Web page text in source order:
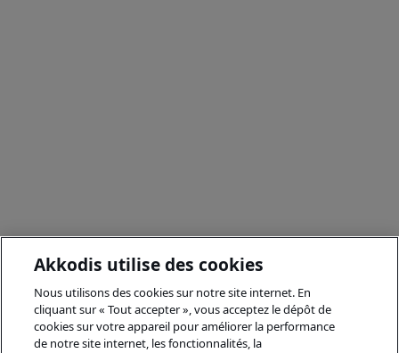
Akkodis utilise des cookies
Nous utilisons des cookies sur notre site internet. En
cliquant sur « Tout accepter », vous acceptez le dépôt de
cookies sur votre appareil pour améliorer la performance
de notre site internet, les fonctionnalités, la